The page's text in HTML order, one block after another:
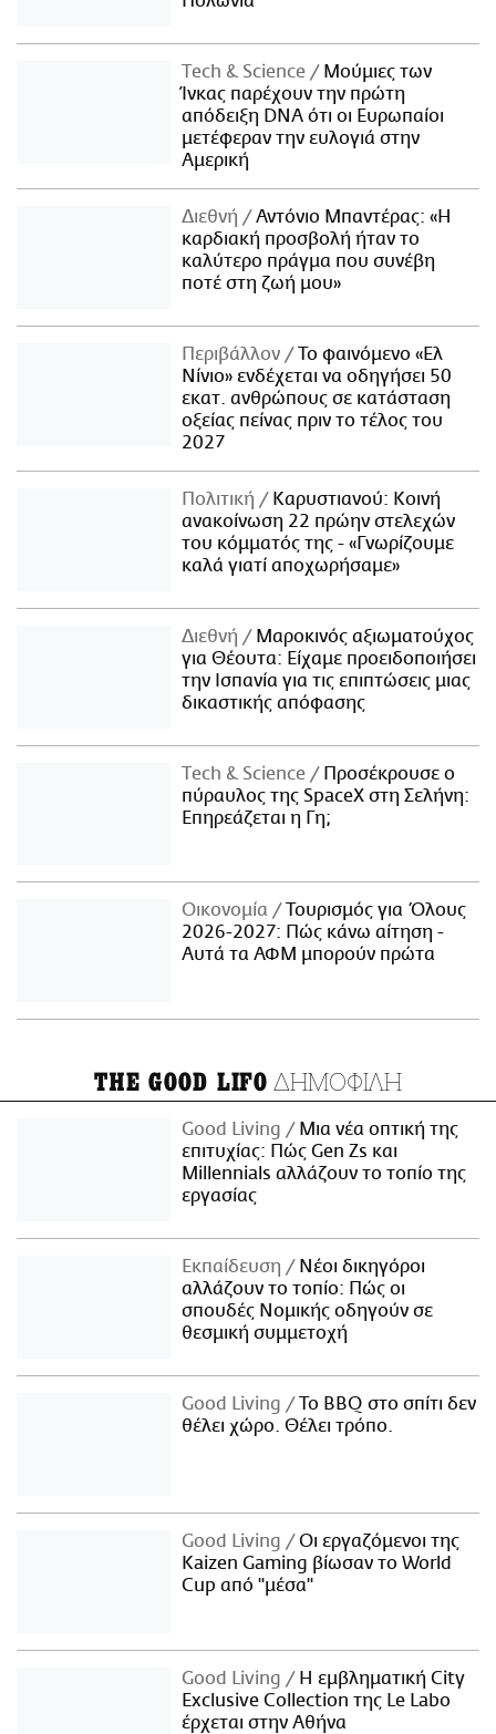
Τech & Science
Μούμιες των
Ίνκας παρέχουν την πρώτη
απόδειξη DNA ότι οι Ευρωπαίοι
μετέφεραν την ευλογιά στην
Αμερική
Διεθνή
Αντόνιο Μπαντέρας: «Η
καρδιακή προσβολή ήταν το
καλύτερο πράγμα που συνέβη
ποτέ στη ζωή μου»
Περιβάλλον
Το φαινόμενο «Ελ
Νίνιο» ενδέχεται να οδηγήσει 50
εκατ. ανθρώπους σε κατάσταση
οξείας πείνας πριν το τέλος του
2027
Πολιτική
Καρυστιανού: Κοινή
ανακοίνωση 22 πρώην στελεχών
του κόμματός της - «Γνωρίζουμε
καλά γιατί αποχωρήσαμε»
Διεθνή
Μαροκινός αξιωματούχος
για Θέουτα: Είχαμε προειδοποιήσει
την Ισπανία για τις επιπτώσεις μιας
δικαστικής απόφασης
Τech & Science
Προσέκρουσε ο
πύραυλος της SpaceX στη Σελήνη:
Επηρεάζεται η Γη;
Οικονομία
Τουρισμός για Όλους
2026-2027: Πώς κάνω αίτηση -
Αυτά τα ΑΦΜ μπορούν πρώτα
THE GOOD LIFO ΔΗΜΟΦΙΛΗ
Good Living
Μια νέα οπτική της
επιτυχίας: Πώς Gen Zs και
Millennials αλλάζουν το τοπίο της
εργασίας
Εκπαίδευση
Νέοι δικηγόροι
αλλάζουν το τοπίο: Πώς οι
σπουδές Νομικής οδηγούν σε
θεσμική συμμετοχή
Good Living
Το BBQ στο σπίτι δεν
θέλει χώρο. Θέλει τρόπο.
Good Living
Οι εργαζόμενοι της
Kaizen Gaming βίωσαν το World
Cup από "μέσα"
Good Living
Η εμβληματική City
Exclusive Collection της Le Labo
έρχεται στην Αθήνα